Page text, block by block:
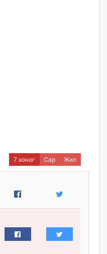
салбарын 100
ойд зориулсан
АИ-92 орж иржээ
7 хоног Сар Жил